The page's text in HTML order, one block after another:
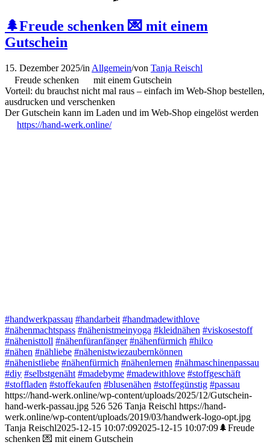
🌲Freude schenken 💌 mit einem
Gutschein
15. Dezember 2025/in Allgemein/von Tanja Reischl
Freude schenken
mit einem Gutschein
Vorteil: du brauchst nicht mal raus – einfach im Web-Shop bestellen,
ausdrucken und verschenken
Der Gutschein kann im Laden und im Web-Shop eingelöst werden
https://hand-werk.online/
#handwerkpassau #handarbeit #handmadewithlove
#nähenmachtspass #nähenistmeinyoga #kleidnähen #viskosestoff
#nähenisttoll #nähenfüranfänger #nähenfürmich #hilco
#nähen #nähliebe #nähenistwiezaubernkönnen
#nähenistliebe #nähenfürmich #nähenlernen #nähmaschinenpassau
#diy #selbstgenäht #madebyme #madewithlove #stoffgeschäft
#stoffladen #stoffekaufen #blusenähen #stoffegünstig #passau
https://hand-werk.online/wp-content/uploads/2025/12/Gutschein-
hand-werk-passau.jpg 526 526 Tanja Reischl https://hand-
werk.online/wp-content/uploads/2019/03/handwerk-logo-opt.jpg
Tanja Reischl2025-12-15 10:07:092025-12-15 10:07:09🌲Freude
schenken 💌 mit einem Gutschein